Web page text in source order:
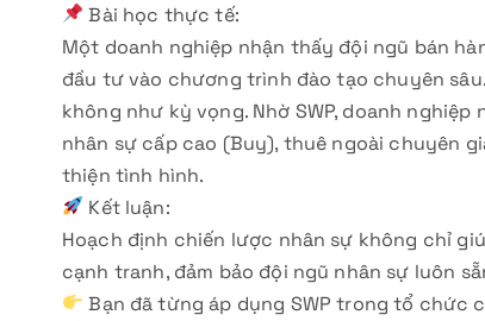
Bài học thực tế:
Một doanh nghiệp nhận thấy đội ngũ bán
đầu tư vào chương trình đào tạo chuyên
không như kỳ vọng. Nhờ SWP, doanh
nhân sự cấp cao (Buy), thuê ngoài chuyên
thiện tình hình.
Kết luận:
Hoạch định chiến lược nhân sự không chỉ
cạnh tranh, đảm bảo đội ngũ nhân sự luôn
Bạn đã từng áp dụng SWP trong tổ chức